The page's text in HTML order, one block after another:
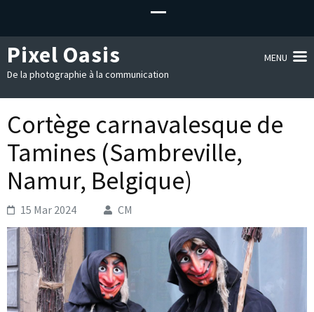
Pixel Oasis
De la photographie à la communication
MENU
Cortège carnavalesque de
Tamines (Sambreville,
Namur, Belgique)
15 Mar 2024 CM